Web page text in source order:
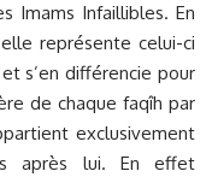
Imams Infaillibles. En
représente celui-ci
s’en différencie pour
de chaque faqîh par
exclusivement
après lui. En effet